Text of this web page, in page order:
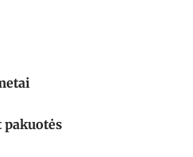
pakuotės